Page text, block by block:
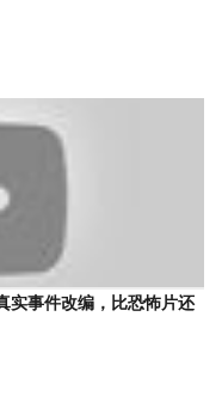
实事件改编，比恐怖片还